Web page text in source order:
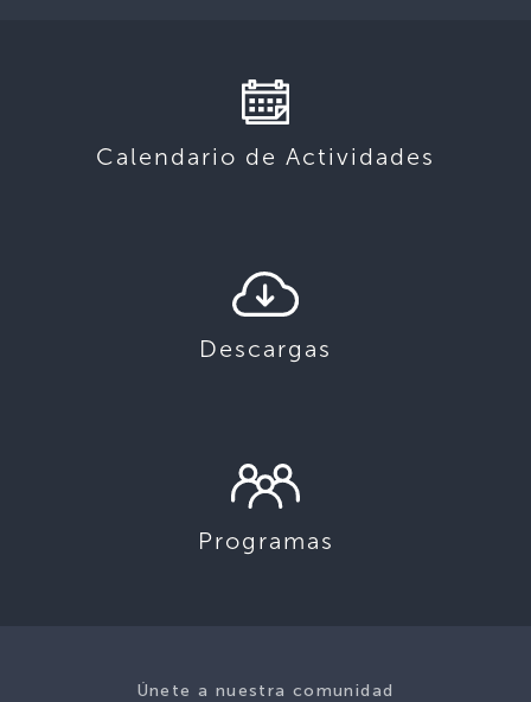
Calendario de Actividades
Descargas
Programas
Únete a nuestra comunidad